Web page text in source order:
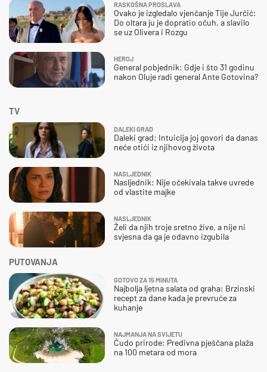
RASKOŠNA PROSLAVA
Ovako je izgledalo vjenčanje Tije Jurčić:
Do oltara ju je dopratio očuh, a slavilo
se uz Olivera i Rozgu
HEROJ
General pobjednik: Gdje i što 31 godinu
nakon Oluje radi general Ante Gotovina?
TV
DALEKI GRAD
Daleki grad: Intuicija joj govori da danas
neće otići iz njihovog života
NASLJEDNIK
Nasljednik: Nije očekivala takve uvrede
od vlastite majke
NASLJEDNIK
Želi da njih troje sretno žive, a nije ni
svjesna da ga je odavno izgubila
PUTOVANJA
GOTOVO ZA 15 MINUTA
Najbolja ljetna salata od graha: Brzinski
recept za dane kada je prevruće za
kuhanje
NAJMANJA NA SVIJETU
Čudo prirode: Predivna pješčana plaža
na 100 metara od mora